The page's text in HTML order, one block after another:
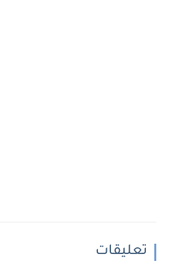
تعليقات